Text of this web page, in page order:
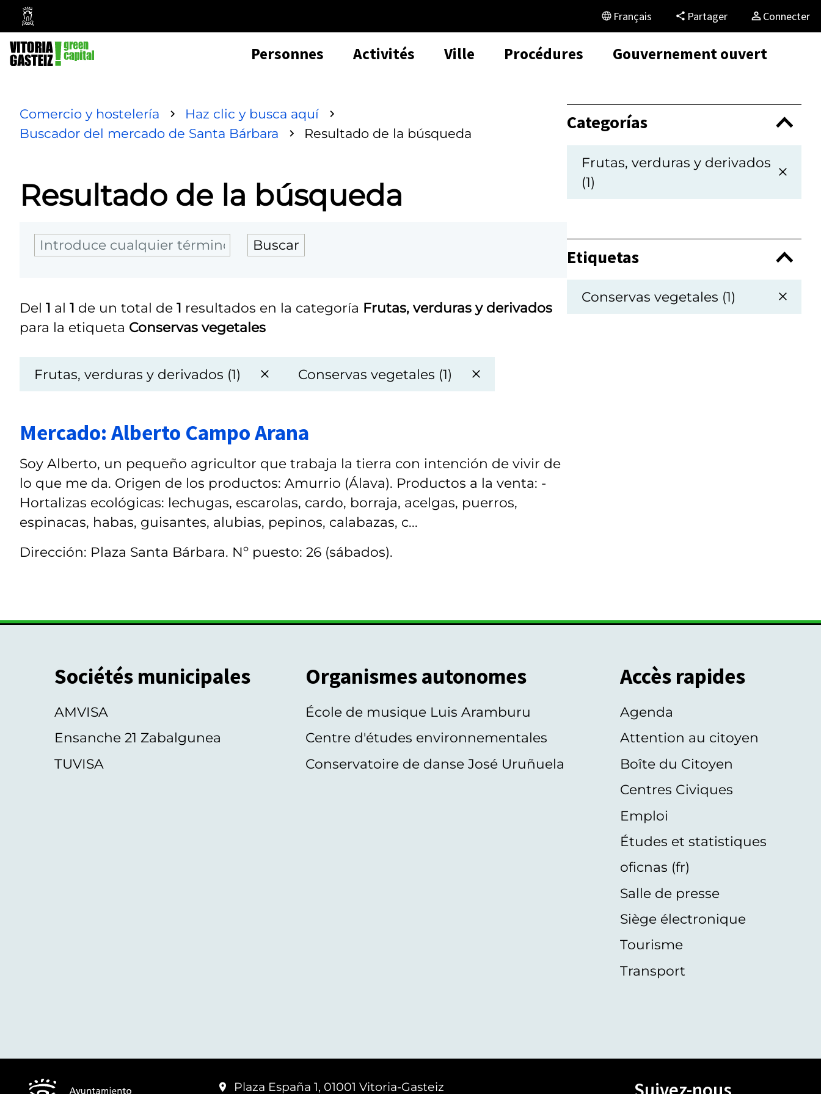
Mairie
de
Vitoria-
Gasteiz
Français Partager Connecter
Personnes Activités Ville Procédures Gouvernement ouvert
Comercio y hostelería
Haz clic y busca aquí
Buscador del mercado de Santa Bárbara
Resultado de la búsqueda
Resultado de la búsqueda
Del 1 al 1 de un total de 1 resultados en la categoría Frutas, verduras y derivados
para la etiqueta Conservas vegetales
Frutas, verduras y derivados (1) Conservas vegetales (1)
Mercado: Alberto Campo Arana
Soy Alberto, un pequeño agricultor que trabaja la tierra con intención de vivir de
lo que me da. Origen de los productos: Amurrio (Álava). Productos a la venta: -
Hortalizas ecológicas: lechugas, escarolas, cardo, borraja, acelgas, puerros,
espinacas, habas, guisantes, alubias, pepinos, calabazas, c...
Dirección: Plaza Santa Bárbara. Nº puesto: 26 (sábados).
Categorías
Frutas, verduras y derivados
(1)
Etiquetas
Conservas vegetales (1)
Sociétés municipales
AMVISA
Ensanche 21 Zabalgunea
TUVISA
Organismes autonomes
École de musique Luis Aramburu
Centre d'études environnementales
Conservatoire de danse José Uruñuela
Accès rapides
Agenda
Attention au citoyen
Boîte du Citoyen
Centres Civiques
Emploi
Études et statistiques
oficnas (fr)
Salle de presse
Siège électronique
Tourisme
Transport
Plaza España 1, 01001 Vitoria-Gasteiz Suivez-nous